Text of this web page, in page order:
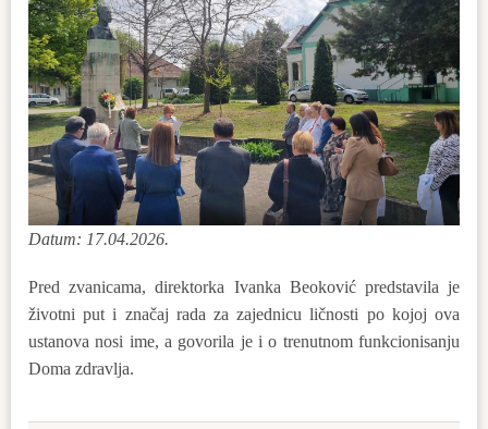
Datum: 17.04.2026.
Pred zvanicama, direktorka Ivanka Beoković predstavila je
životni put i značaj rada za zajednicu ličnosti po kojoj ova
ustanova nosi ime, a govorila je i o trenutnom funkcionisanju
Doma zdravlja.